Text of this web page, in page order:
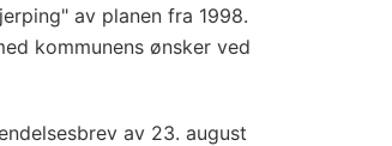
av planen fra 1998.
kommunens ønsker ved
av 23. august